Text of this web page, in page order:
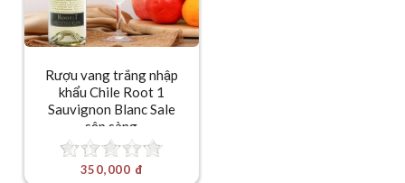
Rượu vang trắng nhập
khẩu Chile Root 1
Sauvignon Blanc Sale
sập sàng
350,000 đ